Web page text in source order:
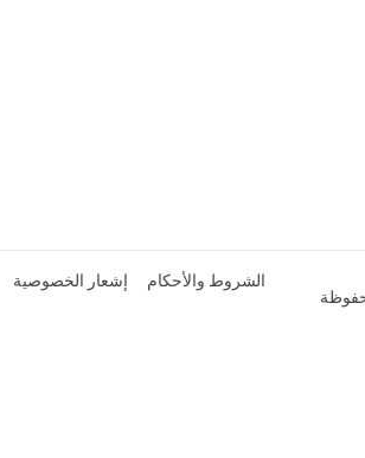
الشروط والأحكام إشعار الخصوصية